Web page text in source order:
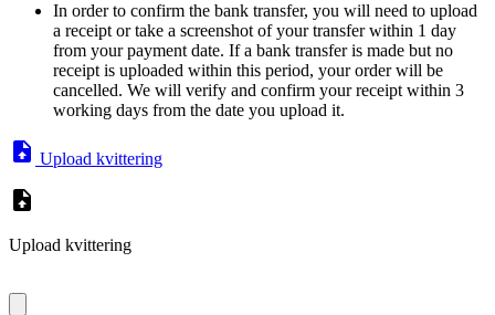
In order to confirm the bank transfer, you will need to upload
a receipt or take a screenshot of your transfer within 1 day
from your payment date. If a bank transfer is made but no
receipt is uploaded within this period, your order will be
cancelled. We will verify and confirm your receipt within 3
working days from the date you upload it.
Upload kvittering
Upload kvittering